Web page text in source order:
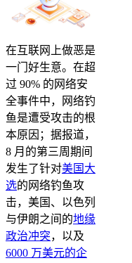
在互联网上做恶是
一门好生意。在超
过 90% 的网络安
全事件中，网络钓
鱼是遭受攻击的根
本原因；据报道，
8 月的第三周期间
发生了针对美国大
选的网络钓鱼攻
击，美国、以色列
与伊朗之间的地缘
政治冲突，以及
6000 万美元的企